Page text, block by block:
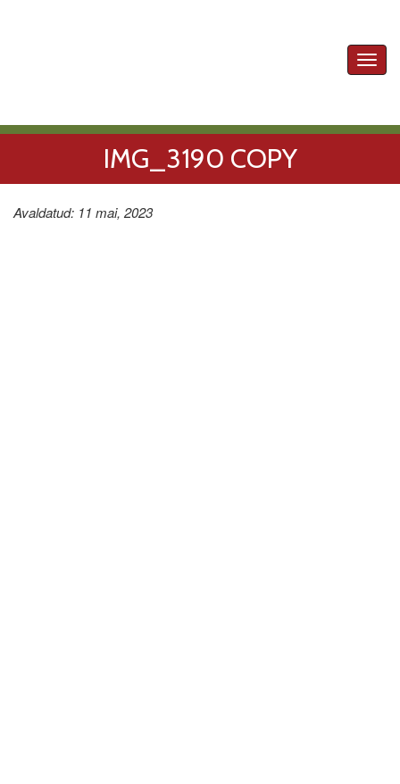
IMG_3190 COPY
Avaldatud: 11 mai, 2023